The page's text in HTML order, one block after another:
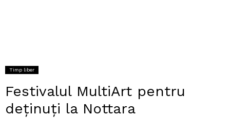
Timp liber
Festivalul MultiArt pentru
deținuți la Nottara